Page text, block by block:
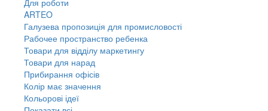
ARTEO
Галузева пропозиція для промисловості
Рабочее пространство ребенка
Товари для відділу маркетингу
Товари для нарад
Прибирання офісів
Колір має значення
Кольорові ідеї